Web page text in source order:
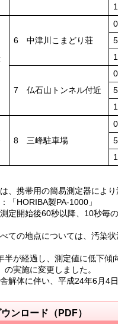
6 中津川こまどり荘
7 仏石山トンネル付近
8 三峰駐車場
、携帯用の簡易測定器によ
「HORIBA製PA-1000」
定開始後60秒以降、10秒毎
ての地点については、汚染
が経過し、測定値に低下傾
の実施に変更しました。
解体に伴い、平成24年6月4
ンロード（PDF）